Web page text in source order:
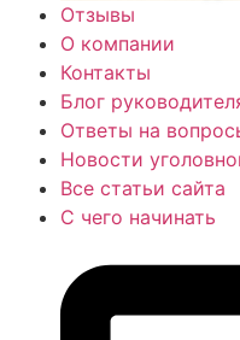
Отзывы
О компании
Контакты
Блог
Ответы на
Новости
Все статьи сайта
С чего начинать